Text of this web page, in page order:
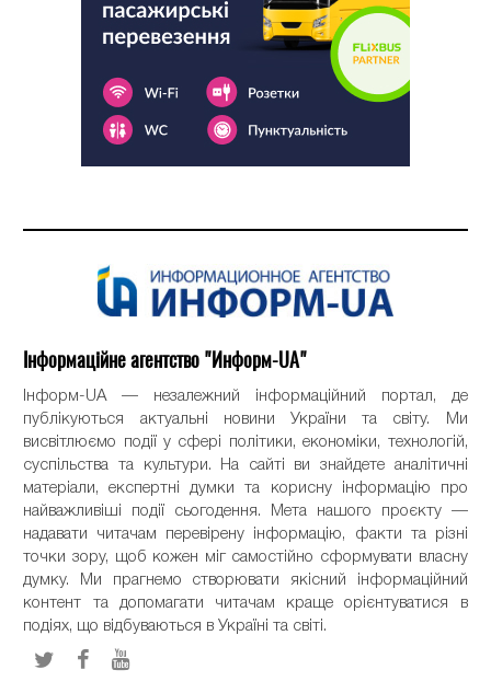
Інформаційне агентство "Информ-UA"
Інформ-UA — незалежний інформаційний портал, де
публікуються актуальні новини України та світу. Ми
висвітлюємо події у сфері політики, економіки, технологій,
суспільства та культури. На сайті ви знайдете аналітичні
матеріали, експертні думки та корисну інформацію про
найважливіші події сьогодення. Мета нашого проєкту —
надавати читачам перевірену інформацію, факти та різні
точки зору, щоб кожен міг самостійно сформувати власну
думку. Ми прагнемо створювати якісний інформаційний
контент та допомагати читачам краще орієнтуватися в
подіях, що відбуваються в Україні та світі.